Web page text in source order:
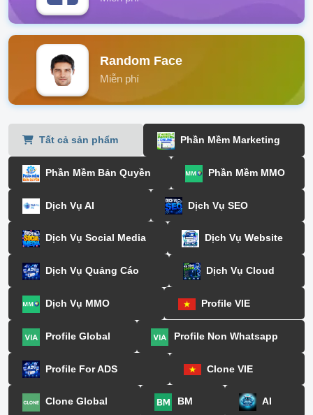
Random Face
Miễn phí
Tất cả sản phẩm Phần Mềm Marketing
Phần Mềm Bản Quyền Phần Mềm MMO
Dịch Vụ AI Dịch Vụ SEO
Dịch Vụ Social Media Dịch Vụ Website
Dịch Vụ Quảng Cáo Dịch Vụ Cloud
Dịch Vụ MMO Profile VIE
Profile Global Profile Non Whatsapp
Profile For ADS Clone VIE
Clone Global BM AI